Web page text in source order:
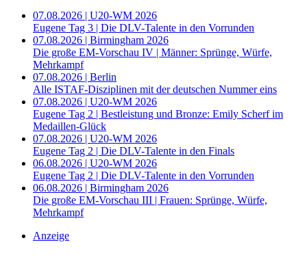
07.08.2026 | U20-WM 2026
Eugene Tag 3 | Die DLV-Talente in den Vorrunden
07.08.2026 | Birmingham 2026
Die große EM-Vorschau IV | Männer: Sprünge, Würfe,
Mehrkampf
07.08.2026 | Berlin
Alle ISTAF-Disziplinen mit der deutschen Nummer eins
07.08.2026 | U20-WM 2026
Eugene Tag 2 | Bestleistung und Bronze: Emily Scherf im
Medaillen-Glück
07.08.2026 | U20-WM 2026
Eugene Tag 2 | Die DLV-Talente in den Finals
06.08.2026 | U20-WM 2026
Eugene Tag 2 | Die DLV-Talente in den Vorrunden
06.08.2026 | Birmingham 2026
Die große EM-Vorschau III | Frauen: Sprünge, Würfe,
Mehrkampf
Anzeige